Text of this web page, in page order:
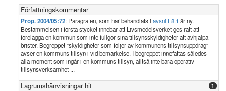
Författningskommentar
Prop. 2004/05:72: Paragrafen, som har behandlats i avsnitt 8.1 är ny.
Bestämmelsen i första stycket innebär att Livsmedelsverket ges rätt att
förelägga en kommun som inte fullgör sina tillsynsskyldigheter att avhjälpa
brister. Begreppet ”skyldigheter som följer av kommunens tillsynsuppdrag"
avser en kommuns tillsyn i vid bemärkelse. I begreppet innefattas således
alla moment som ingår i en kommuns tillsyn, alltså inte bara operativ
tillsynsverksamhet ...
Lagrumshänvisningar hit 1